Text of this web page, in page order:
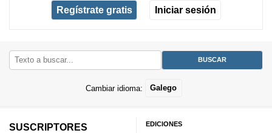
Regístrate gratis Iniciar sesión
Cambiar idioma: Galego
SUSCRIPTORES
EDICIONES